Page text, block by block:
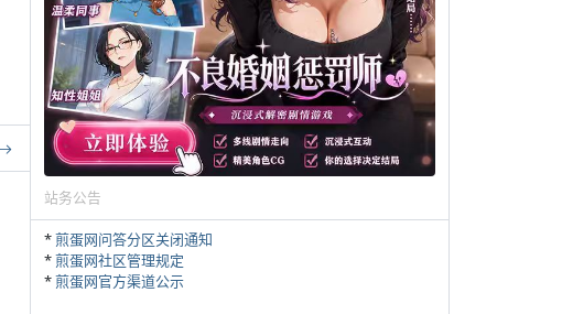
站务公告
*煎蛋网问答分区关闭通知
*煎蛋网社区管理规定
*煎蛋网官方渠道公示